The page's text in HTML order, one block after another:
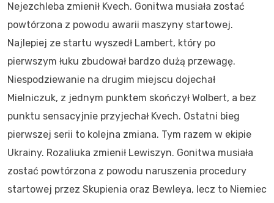
Nejezchleba zmienił Kvech. Gonitwa musiała zostać
powtórzona z powodu awarii maszyny startowej.
Najlepiej ze startu wyszedł Lambert, który po
pierwszym łuku zbudował bardzo dużą przewagę.
Niespodziewanie na drugim miejscu dojechał
Mielniczuk, z jednym punktem skończył Wolbert, a bez
punktu sensacyjnie przyjechał Kvech. Ostatni bieg
pierwszej serii to kolejna zmiana. Tym razem w ekipie
Ukrainy. Rozaliuka zmienił Lewiszyn. Gonitwa musiała
zostać powtórzona z powodu naruszenia procedury
startowej przez Skupienia oraz Bewleya, lecz to Niemiec